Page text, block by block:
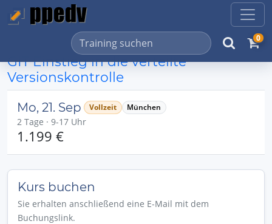
0
GIT Einstieg in die verteilte
Versionskontrolle
Mo, 21. Sep Vollzeit München
2 Tage · 9-17 Uhr
1.199 €
Kurs buchen
Sie erhalten anschließend eine E-Mail mit dem
Buchungslink.